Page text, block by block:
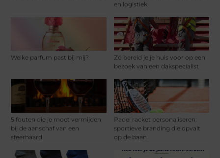
en logistiek
Welke parfum past bij mij?
Zó bereid je je huis voor op een
bezoek van een dakspecialist
5 fouten die je moet vermijden
bij de aanschaf van een
sfeerhaard
Padel racket personaliseren:
sportieve branding die opvalt
op de baan